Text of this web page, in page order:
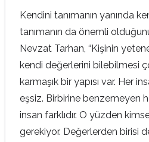
Kendini tanımanın yanında
tanımanın da önemli
Nevzat Tarhan, “Kişinin
kendi değerlerini bilebilmesi
karmaşık bir yapısı var. Her
eşsiz. Birbirine benzemeyen
insan farklıdır. O yüzden
gerekiyor. Değerlerden birisi